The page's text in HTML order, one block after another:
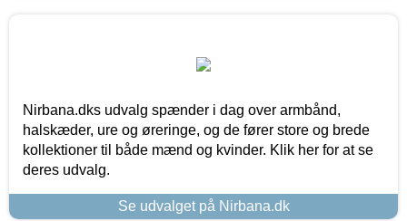
Nirbana.dks udvalg spænder i dag over armbånd,
halskæder, ure og øreringe, og de fører store og brede
kollektioner til både mænd og kvinder. Klik her for at se
deres udvalg.
Se udvalget på Nirbana.dk